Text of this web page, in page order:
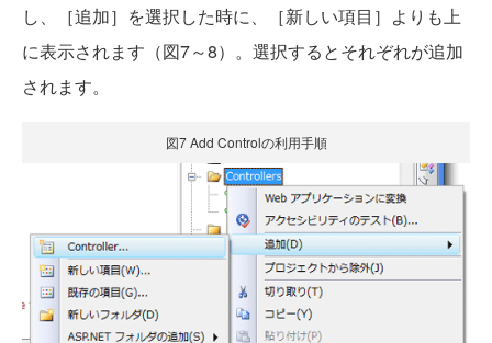
し、［追加］を選択した時に、［新しい項目］よりも上
に表示されます（図7～8）。選択するとそれぞれが追加
されます。
図7 Add Controlの利用手順